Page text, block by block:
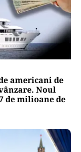
americani de
Noul
de milioane de